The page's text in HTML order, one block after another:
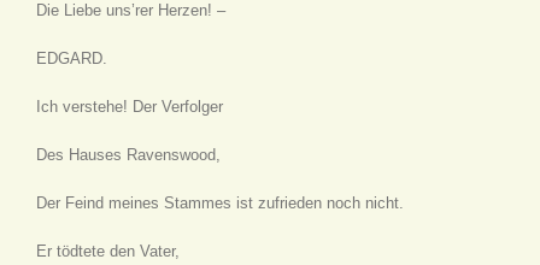
Die Liebe uns’rer Herzen! –
EDGARD.
Ich verstehe! Der Verfolger
Des Hauses Ravenswood,
Der Feind meines Stammes ist zufrieden noch nicht.
Er tödtete den Vater,